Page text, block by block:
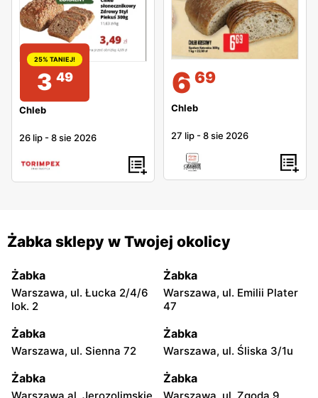
25% TANIEJ!
3 49
Chleb
26 lip -8 sie 2026
6 69
Chleb
27 lip -8 sie 2026
Żabka sklepy w Twojej okolicy
Żabka
Warszawa, ul. Łucka 2/4/6
lok. 2
Żabka
Warszawa, ul. Emilii Plater
47
Żabka
Warszawa, ul. Sienna 72
Żabka
Warszawa, ul. Śliska 3/1u
Żabka Żabka